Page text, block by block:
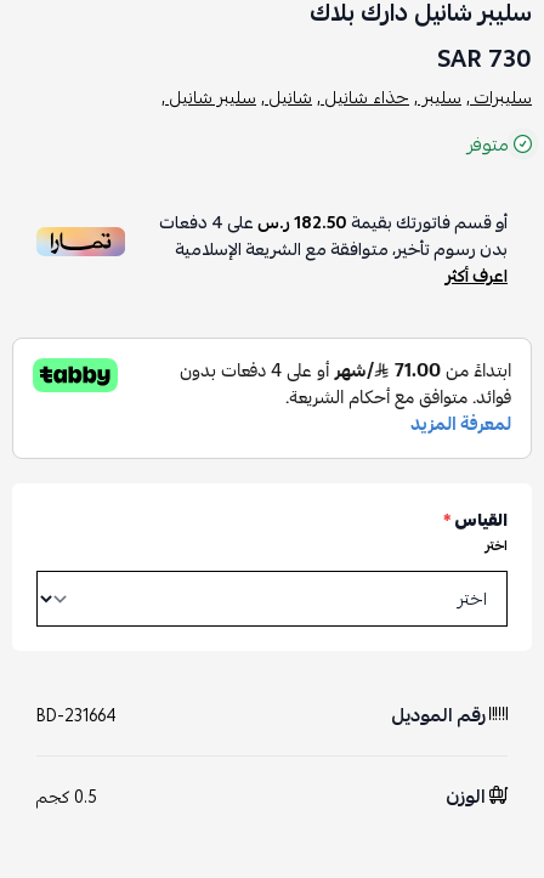
سليبر شانيل دارك بلاك
730 SAR
سليبرات ,سليبر ,حذاء شانيل ,شانيل ,سليبر شانيل ,
متوفر
أو قسم فاتورتك بقيمة182.50 ر.س على4دفعات
بدون رسوم تأخير، متوافقة مع الشريعة الإسلامية
اعرف أكثر
القياس*
اختر
رقم الموديل BD-231664
الوزن 0.5 كجم